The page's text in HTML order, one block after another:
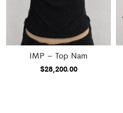
IMP – Top Nam
$28,200.00